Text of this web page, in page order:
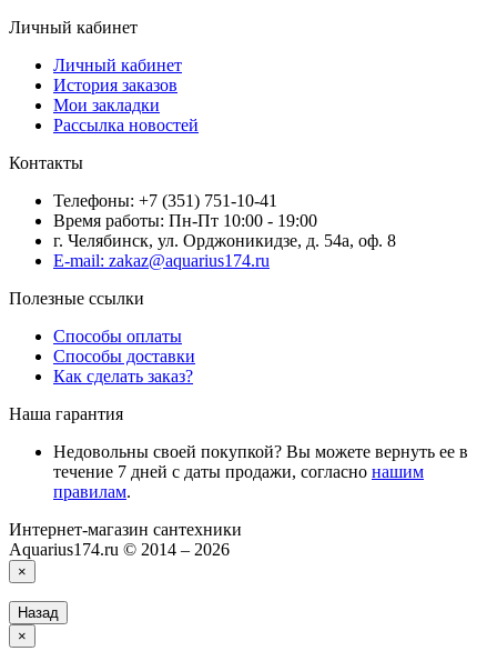
Личный кабинет
Личный кабинет
История заказов
Мои закладки
Рассылка новостей
Контакты
Телефоны: +7 (351) 751-10-41
Время работы: Пн-Пт 10:00 - 19:00
г. Челябинск, ул. Орджоникидзе, д. 54а, оф. 8
E-mail: zakaz@aquarius174.ru
Полезные ссылки
Способы оплаты
Способы доставки
Как сделать заказ?
Наша гарантия
Недовольны своей покупкой? Вы можете вернуть ее в
течение 7 дней с даты продажи, согласно нашим
правилам.
Интернет-магазин сантехники
Aquarius174.ru © 2014 – 2026
×
Назад
×